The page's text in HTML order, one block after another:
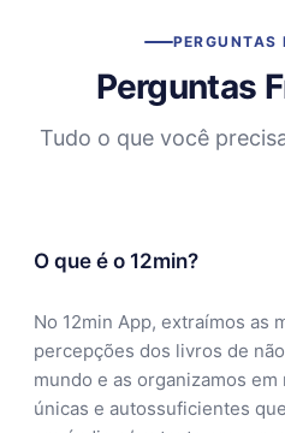
PERGUNTAS
Perguntas
Tudo o que você
O que é o 12min?
No 12min App, extraímos as
percepções dos livros de
mundo e as organizamos
únicas e autossuficientes